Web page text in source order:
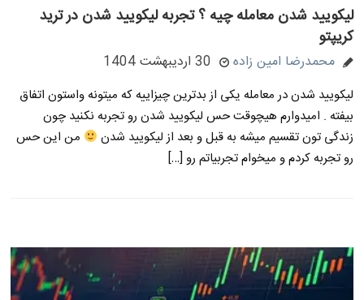
لیکویید شدن معامله چیه ؟ تجربه لیکویید شدن در ترید
کریپتو
محمدرضا امین زاده 30 اردیبهشت 1404
لیکویید شدن در معامله یکی از بدترین چیزاییه که میتونه واستون اتفاق
بیفته . امیدوارم هیچوقت حس لیکویید شدن رو تجربه نکنید چون
زندگی تون تقسیم میشه به قبل و بعد از لیکویید شدن
من این حس
رو تجربه کردم و میخوام تجربیاتم رو […]